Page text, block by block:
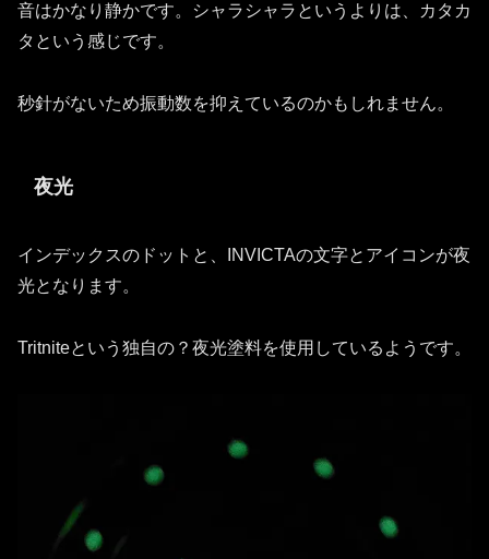
音はかなり静かです。シャラシャラというよりは、カタカ
タという感じです。
秒針がないため振動数を抑えているのかもしれません。
夜光
インデックスのドットと、INVICTAの文字とアイコンが夜
光となります。
Tritniteという独自の？夜光塗料を使用しているようです。